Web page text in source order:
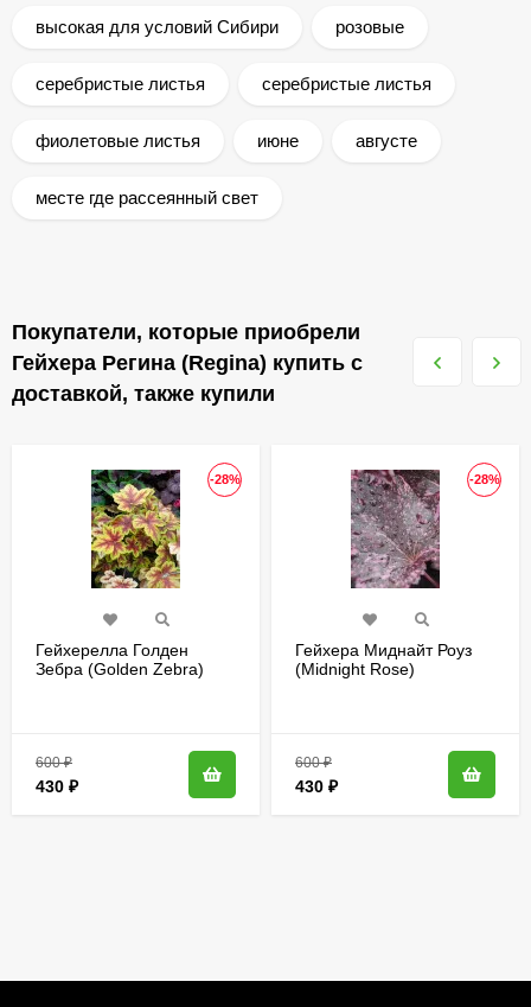
высокая для условий Сибири розовые
серебристые листья серебристые листья
фиолетовые листья июне августе
месте где рассеянный свет
Покупатели, которые приобрели
Гейхера Регина (Regina) купить с
доставкой, также купили
-28%
Гейхерелла Голден
Зебра (Golden Zebra)
600₽
430 ₽
-28%
Гейхера Миднайт Роуз
(Midnight Rose)
600₽
430 ₽